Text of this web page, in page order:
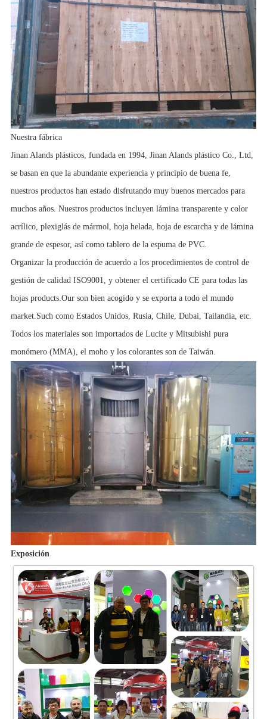
Nuestra fábrica
Jinan Alands plásticos, fundada en 1994, Jinan Alands plástico Co., Ltd,
se basan en que la abundante experiencia y principio de buena fe,
nuestros productos han estado disfrutando muy buenos mercados para
muchos años. Nuestros productos incluyen lámina transparente y color
acrílico, plexiglás de mármol, hoja helada, hoja de escarcha y de lámina
grande de espesor, así como tablero de la espuma de PVC.
Organizar la producción de acuerdo a los procedimientos de control de
gestión de calidad ISO9001, y obtener el certificado CE para todas las
hojas products.Our son bien acogido y se exporta a todo el mundo
market.Such como Estados Unidos, Rusia, Chile, Dubai, Tailandia, etc.
Todos los materiales son importados de Lucite y Mitsubishi pura
monómero (MMA), el moho y los colorantes son de Taiwán.
Exposición